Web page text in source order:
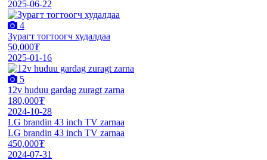
2025-06-22
4
Зурагт тогтоогч худалдаа
50,000₮
2025-01-16
5
12v huduu gardag zuragt zarna
180,000₮
2024-10-28
LG brandin 43 inch TV zarnaa
LG brandin 43 inch TV zarnaa
450,000₮
2024-07-31